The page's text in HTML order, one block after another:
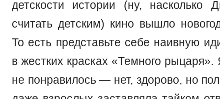
детскости истории (ну, насколько
считать детским) кино вышло
То есть представьте себе наивную
в жестких красках «Темного рыцаря».
не понравилось — нет, здорово, но